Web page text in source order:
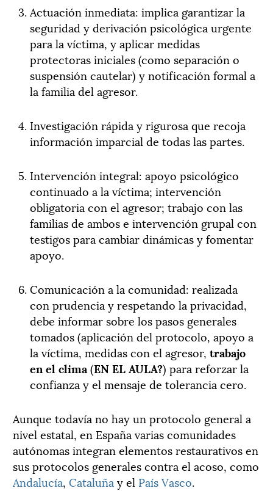
Actuación inmediata: implica garantizar la
seguridad y derivación psicológica urgente
para la víctima, y aplicar medidas
protectoras iniciales (como separación o
suspensión cautelar) y notificación formal a
la familia del agresor.
Investigación rápida y rigurosa que recoja
información imparcial de todas las partes.
Intervención integral: apoyo psicológico
continuado a la víctima; intervención
obligatoria con el agresor; trabajo con las
familias de ambos e intervención grupal con
testigos para cambiar dinámicas y fomentar
apoyo.
Comunicación a la comunidad: realizada
con prudencia y respetando la privacidad,
debe informar sobre los pasos generales
tomados (aplicación del protocolo, apoyo a
la víctima, medidas con el agresor,trabajo
en el clima (EN EL AULA?) para reforzar la
confianza y el mensaje de tolerancia cero.
Aunque todavía no hay un protocolo general a
nivel estatal, en España varias comunidades
autónomas integran elementos restaurativos en
sus protocolos generales contra el acoso, como
Andalucía, Cataluña y el País Vasco.